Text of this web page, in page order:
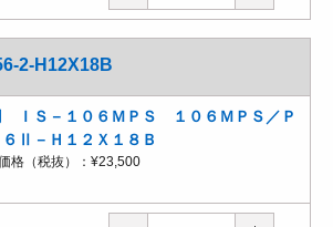
2-H12X18B
ＩＳ－１０６ＭＰＳ １０６ＭＰＳ／Ｐ
６Ⅱ－Ｈ１２Ｘ１８Ｂ
格（税抜）： ¥23,500